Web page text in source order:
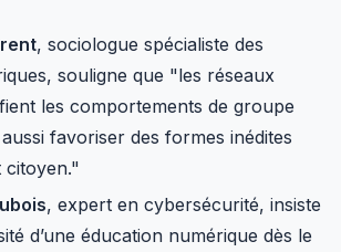
, sociologue spécialiste des
souligne que "les réseaux
les comportements de groupe
favoriser des formes inédites
citoyen."
, expert en cybersécurité, insiste
d’une éducation numérique dès le